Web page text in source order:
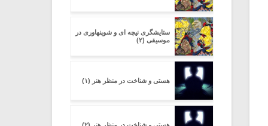
ستایشگری نیچه ای و شوپنهاوری در
موسیقی (۲)
هستی و شناخت در منظر هنر (۱)
هستی و شناخت در منظر هنر (۲)